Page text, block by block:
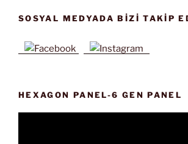
SOSYAL MEDYADA BIZI TAKIP
HEXAGON PANEL-6 GEN PANEL